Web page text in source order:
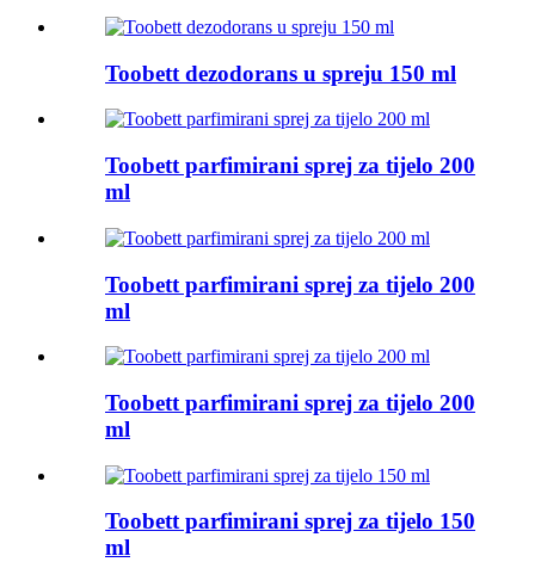
Toobett dezodorans u spreju 150 ml
Toobett parfimirani sprej za tijelo 200
ml
Toobett parfimirani sprej za tijelo 200
ml
Toobett parfimirani sprej za tijelo 200
ml
Toobett parfimirani sprej za tijelo 150
ml